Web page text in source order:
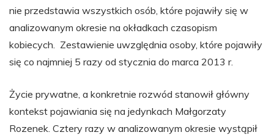
nie przedstawia wszystkich osób, które pojawiły się w
analizowanym okresie na okładkach czasopism
kobiecych. Zestawienie uwzględnia osoby, które pojawiły
się co najmniej 5 razy od stycznia do marca 2013 r.
Życie prywatne, a konkretnie rozwód stanowił główny
kontekst pojawiania się na jedynkach Małgorzaty
Rozenek. Cztery razy w analizowanym okresie wystąpił